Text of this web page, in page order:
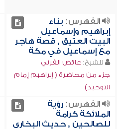
الفهرس: بناء
إبراهيم وإسماعيل
البيت العتيق , قصة هاجر
مع إسماعيل في مكة
للشيخ: عائض القرني
جزء من محاضرة ( إبراهيم إمام
التوحيد)
الفهرس:رؤية
الملائكة كرامة
للصالحين , حديث البخاري